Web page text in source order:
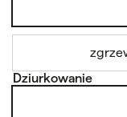
Dziurkowanie